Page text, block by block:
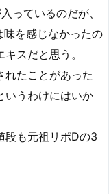
っているのだが、
味を感じなかったの
スだと思う。
たことがあった
いうわけにはいか
段も元祖リポDの3